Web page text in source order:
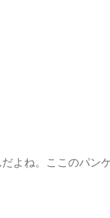
よね。ここのパン